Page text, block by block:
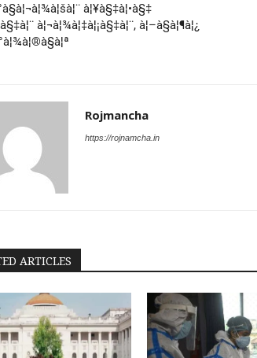
à¦¥à§‡à¦•à§‡
à¦¬à¦¾à¦‡à¦¡à§‡à¦¨, à¦–à§à¦¶à¦¿
Rojmancha
https://rojnamcha.in
ARTICLES